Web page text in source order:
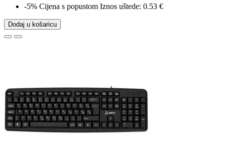
-5% Cijena s popustom Iznos uštede: 0.53 €
Dodaj u košaricu